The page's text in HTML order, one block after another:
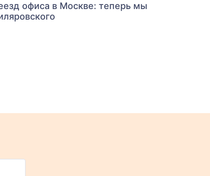
офиса в Москве: теперь мы